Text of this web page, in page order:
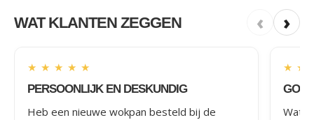
WAT KLANTEN ZEGGEN ‹ ›
★ ★ ★ ★ ★
PERSOONLIJK EN DESKUNDIG
Heb een nieuwe wokpan besteld bij de
★ ★
Wat